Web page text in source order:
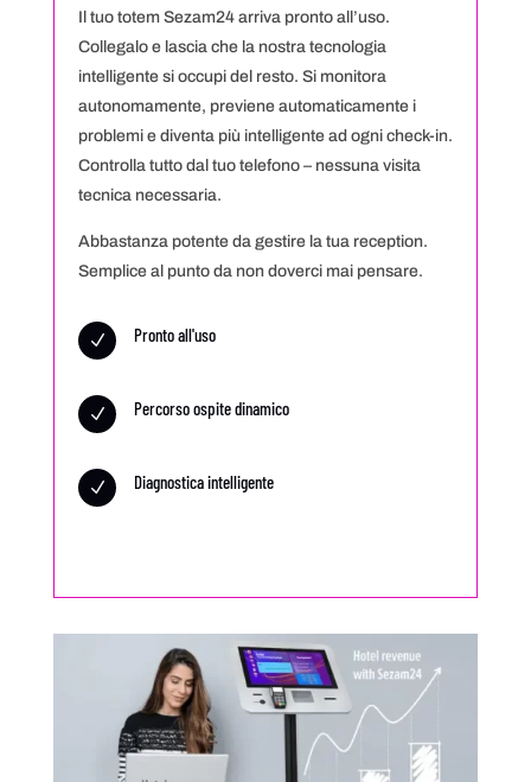
Il tuo totem Sezam24 arriva pronto all’uso.
Collegalo e lascia che la nostra tecnologia
intelligente si occupi del resto. Si monitora
autonomamente, previene automaticamente i
problemi e diventa più intelligente ad ogni check-in.
Controlla tutto dal tuo telefono – nessuna visita
tecnica necessaria.
Abbastanza potente da gestire la tua reception.
Semplice al punto da non doverci mai pensare.
N Pronto all'uso
N Percorso ospite dinamico
N Diagnostica intelligente